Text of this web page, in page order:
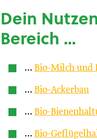
Dein
Bereich …
… Bio-Milch und
… Bio-Ackerbau
… Bio-
… Bio-